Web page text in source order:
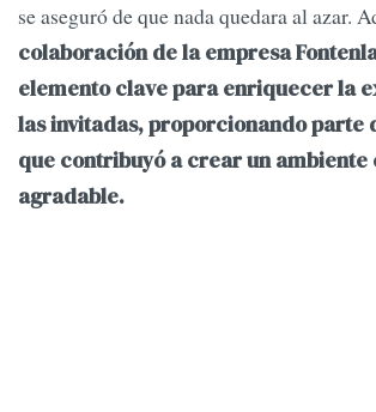
se aseguró de que nada quedara al azar.
colaboración de la empresa
elemento clave para enriquecer la
las invitadas, proporcionando parte
que contribuyó a crear un ambiente
agradable.